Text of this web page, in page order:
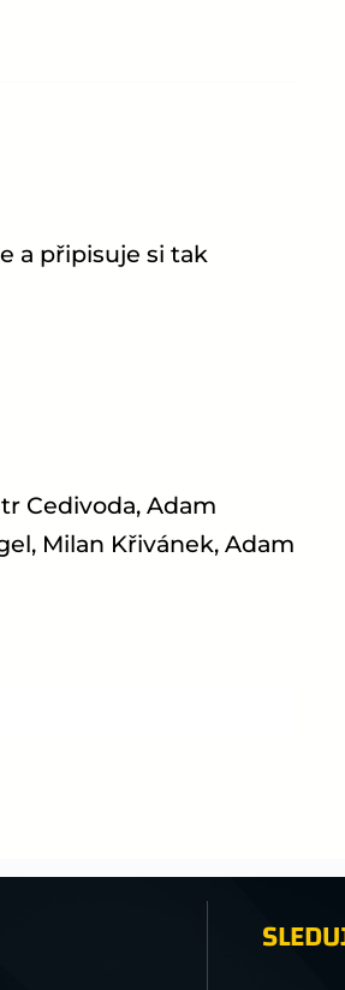
a připisuje si tak
Cedivoda, Adam
Milan Křivánek, Adam